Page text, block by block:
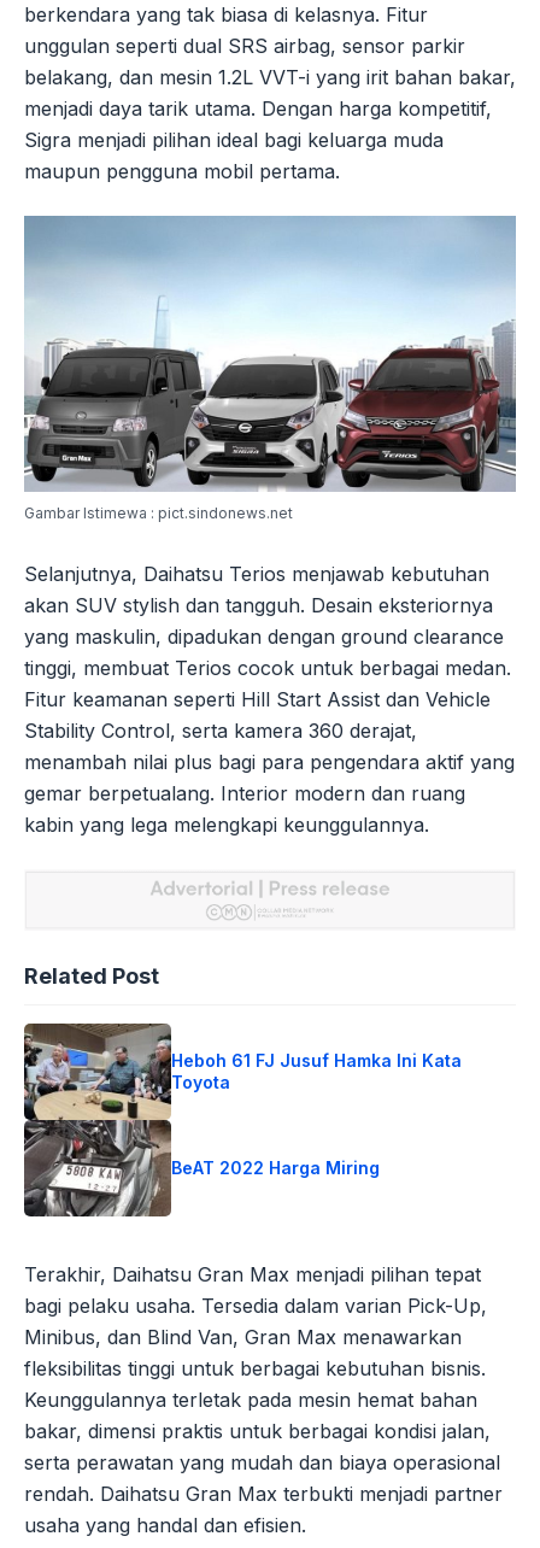
berkendara yang tak biasa di kelasnya. Fitur
unggulan seperti dual SRS airbag, sensor parkir
belakang, dan mesin 1.2L VVT-i yang irit bahan bakar,
menjadi daya tarik utama. Dengan harga kompetitif,
Sigra menjadi pilihan ideal bagi keluarga muda
maupun pengguna mobil pertama.
Gambar Istimewa : pict.sindonews.net
Selanjutnya, Daihatsu Terios menjawab kebutuhan
akan SUV stylish dan tangguh. Desain eksteriornya
yang maskulin, dipadukan dengan ground clearance
tinggi, membuat Terios cocok untuk berbagai medan.
Fitur keamanan seperti Hill Start Assist dan Vehicle
Stability Control, serta kamera 360 derajat,
menambah nilai plus bagi para pengendara aktif yang
gemar berpetualang. Interior modern dan ruang
kabin yang lega melengkapi keunggulannya.
Related Post
Heboh 61 FJ Jusuf Hamka Ini Kata
Toyota
BeAT 2022 Harga Miring
Terakhir, Daihatsu Gran Max menjadi pilihan tepat
bagi pelaku usaha. Tersedia dalam varian Pick-Up,
Minibus, dan Blind Van, Gran Max menawarkan
fleksibilitas tinggi untuk berbagai kebutuhan bisnis.
Keunggulannya terletak pada mesin hemat bahan
bakar, dimensi praktis untuk berbagai kondisi jalan,
serta perawatan yang mudah dan biaya operasional
rendah. Daihatsu Gran Max terbukti menjadi partner
usaha yang handal dan efisien.